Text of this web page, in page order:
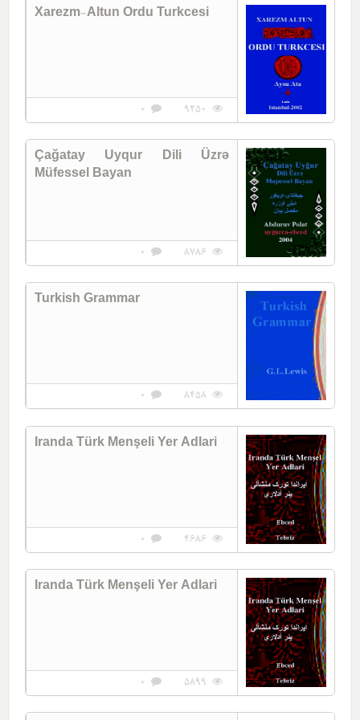
Xarezm-Altun Ordu Turkcesi
9250
0
Çağatay Uyqur Dili Üzrə
Müfessel Bayan
8786
0
Turkish Grammar
8458
0
Iranda Türk Menşeli Yer Adlari
4686
0
Iranda Türk Menşeli Yer Adlari
5899
0